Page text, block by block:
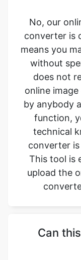
means you
without
does not
online
by anybody
function,
technical
converter
This tool is
upload the
Can
simple, free,
tool, we can